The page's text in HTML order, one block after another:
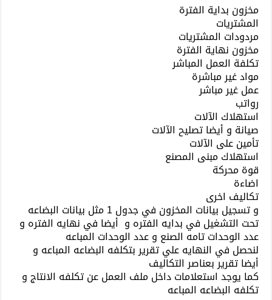
مخزون بداية الفترة
المشتريات
مردودات المشتريات
مخزون نهاية الفترة
تكلفة العمل المباشر
مواد غير مباشرة
عمل غير مباشر
رواتب
استهلاك الآلات
صيانة و أيضا تصليح الآلات
تأمين على الآلات
استهلاك مبنى المصنع
قوة محركة
اضاءة
تكاليف اخرى
و تسجيل بيانات المخزون في جدول 1 مثل بيانات البضاعه
تحت التشغيل في بدايه الفتره و أيضا في نهايه الفتره و
عدد الوحدات تامه الصنع و عدد الوحدات المباعه
لنحصل في النهايه علي تقرير بتكلفه البضاعه المباعه و
أيضا تقرير بعناصر التكاليف
كما يوجد استعلامات داخل ملف العمل عن تكلفه الانتاج و
تكلفه البضاعه المباعه